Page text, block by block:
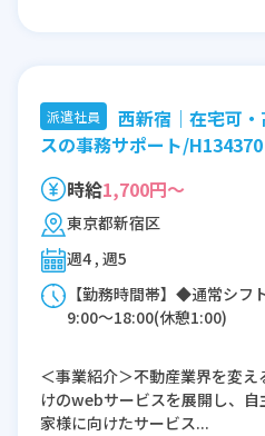
派遣社員
西新宿｜在宅可
スの事務サポート/H134370
時給1,700円～
東京都新宿区
週4 , 週5
【勤務時間帯】◆通常シフ
9:00〜18:00(休憩1:00)
※残業：0〜10時間程度/月
※時短：6.5時間以上
＜事業紹介＞不動産業界を変え
けのwebサービスを展開し、
家様に向けたサービス...